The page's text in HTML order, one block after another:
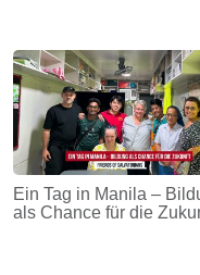
Ein Tag in Manila –
als Chance für die